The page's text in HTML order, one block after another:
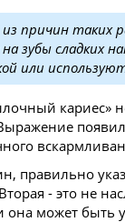
причин таких
зубы сладких
или
кариес»
правильно
- это не
может быть